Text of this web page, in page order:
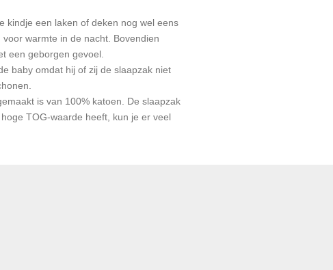
kindje een laken of deken nog wel eens
warmte in de nacht. Bovendien
een geborgen gevoel.
baby omdat hij of zij de slaapzak niet
is van 100% katoen. De slaapzak
TOG-waarde heeft, kun je er veel